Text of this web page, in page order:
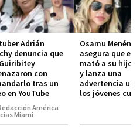
Adrián
denuncia que
con
tras un
en YouTube
América
Miami
Osamu
asegura que el
mató a su hijo
y lanza una
advertencia
los jóvenes